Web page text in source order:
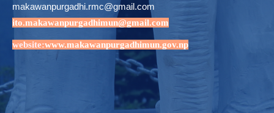
makawanpurgadhi.rmc@gmail.com
ito.makawanpurgadhimun@gmail.com
website:www.makawanpurgadhimun.gov.np